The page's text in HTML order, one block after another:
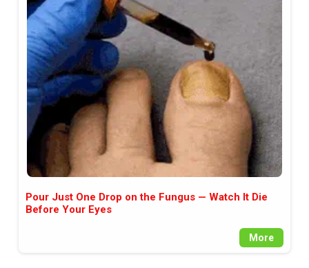
Pour Just One Drop on the Fungus — Watch It Die
Before Your Eyes
More